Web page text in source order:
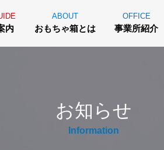
内
ABOUT
おもちゃ箱とは
OFFICE
事業所紹介
お知らせ
Information